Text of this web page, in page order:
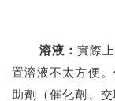
溶液：實際
置溶液不太方便
助劑（催化劑、